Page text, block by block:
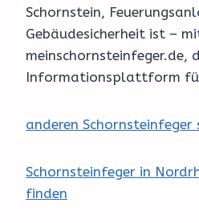
Schornstein,
Gebäudesicherheit ist –
meinschornsteinfeger.de,
Informationsplattform
anderen Schornsteinfeger
Schornsteinfeger in
finden